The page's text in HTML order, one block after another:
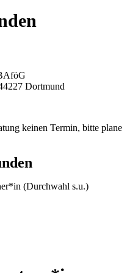
Dortmund
keinen Termin, bitte plane
(Durchwahl s.u.)